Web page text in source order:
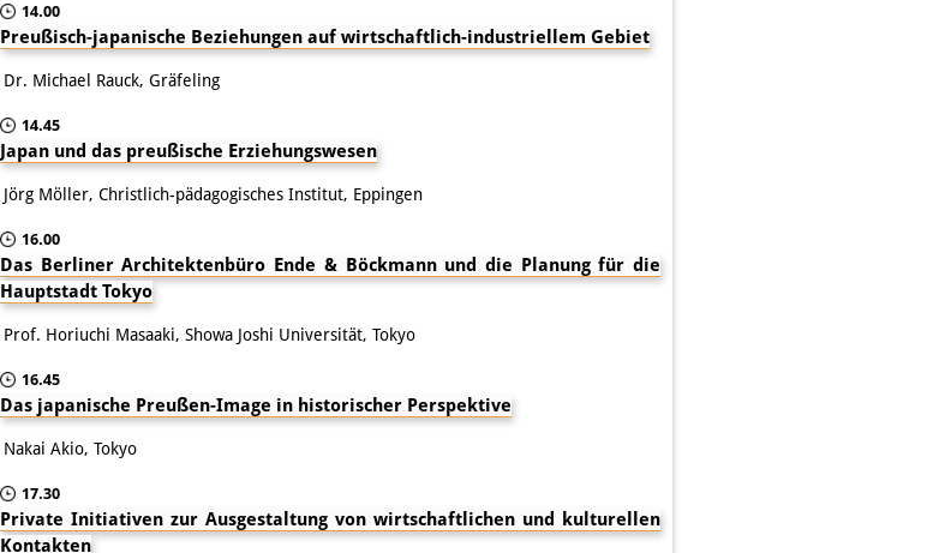
14.00
Preußisch-japanische Beziehungen auf wirtschaftlich-industriellem Gebiet
Dr. Michael Rauck, Gräfeling
14.45
Japan und das preußische Erziehungswesen
Jörg Möller, Christlich-pädagogisches Institut, Eppingen
16.00
Das Berliner Architektenbüro Ende & Böckmann und die Planung für die
Hauptstadt Tokyo
Prof. Horiuchi Masaaki, Showa Joshi Universität, Tokyo
16.45
Das japanische Preußen-Image in historischer Perspektive
Nakai Akio, Tokyo
17.30
Private Initiativen zur Ausgestaltung von wirtschaftlichen und kulturellen
Kontakten